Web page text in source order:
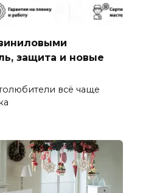
защита и новые
всё чаще